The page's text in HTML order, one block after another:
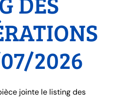
2026
jointe le listing des